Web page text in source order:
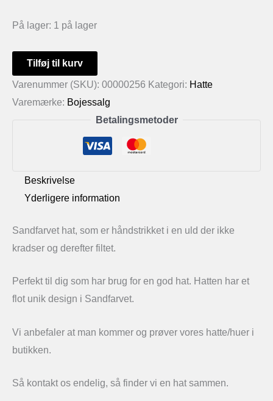
På lager: 1 på lager
Sandfarvet
hat
Tilføj til kurv
Varenummer (SKU): 00000256 Kategori: Hatte
Varemærke: Bojessalg
Betalingsmetoder
Beskrivelse
Yderligere information
Sandfarvet hat, som er håndstrikket i en uld der ikke
kradser og derefter filtet.
Perfekt til dig som har brug for en god hat. Hatten har et
flot unik design i Sandfarvet.
Vi anbefaler at man kommer og prøver vores hatte/huer i
butikken.
Så kontakt os endelig, så finder vi en hat sammen.